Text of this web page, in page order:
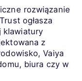
rozwiązanie
ogłasza
klawiatury
z
Vaiya
biura czy w